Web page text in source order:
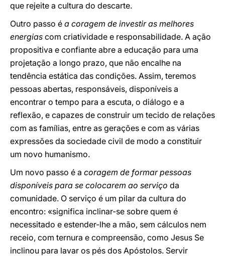
que rejeite a cultura do descarte.
Outro passo é a coragem de investir as melhores
energias com criatividade e responsabilidade. A ação
propositiva e confiante abre a educação para uma
projetação a longo prazo, que não encalhe na
tendência estática das condições. Assim, teremos
pessoas abertas, responsáveis, disponíveis a
encontrar o tempo para a escuta, o diálogo e a
reflexão, e capazes de construir um tecido de relações
com as famílias, entre as gerações e com as várias
expressões da sociedade civil de modo a constituir
um novo humanismo.
Um novo passo é a coragem de formar pessoas
disponíveis para se colocarem ao serviço da
comunidade. O serviço é um pilar da cultura do
encontro: «significa inclinar-se sobre quem é
necessitado e estender-lhe a mão, sem cálculos nem
receio, com ternura e compreensão, como Jesus Se
inclinou para lavar os pés dos Apóstolos. Servir